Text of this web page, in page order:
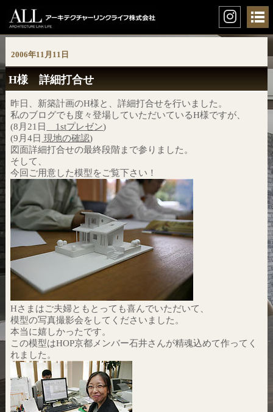
2006年11月11日
H様 詳細打合せ
昨日、新築計画のH様と、詳細打合せを行いました。
私のブログでも度々登場していただいているH様ですが、
(8月21日
1stプレゼン)
(9月4日 現地の確認)
図面詳細打合せの最終段階まで参りました。
そして、
今回ご用意した模型をご覧下さい！
Hさまはご夫婦ともとっても喜んでいただいて、
模型の写真撮影会をしてくださいました。
本当に嬉しかったです。
この模型はHOP京都メンバー石井さんが精魂込めて作ってく
れました。